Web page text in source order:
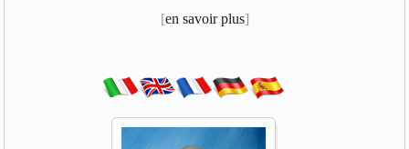
[en savoir plus]